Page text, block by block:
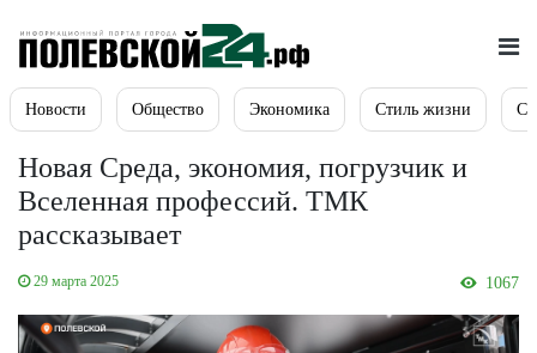
Новости Общество Экономика Стиль жизни
Новая Среда, экономия, погрузчик и
Вселенная профессий. ТМК
рассказывает
29 марта 2025 1067